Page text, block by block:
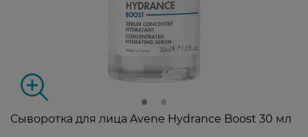
Сыворотка для лица Avene Hydrance Boost 30 мл